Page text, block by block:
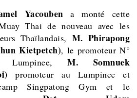
Yacouben a monté cette
Thai de nouveau avec les
Thaïlandais, M. Phirapong
Kietpetch), le promoteur N°
Lumpinee,M. Somnuek
promoteur au Lumpinee et
Singpatong Gym et le